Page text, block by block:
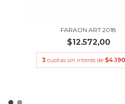
FARAON ART 2018
$12.572,00
3 cuotas sin interés de